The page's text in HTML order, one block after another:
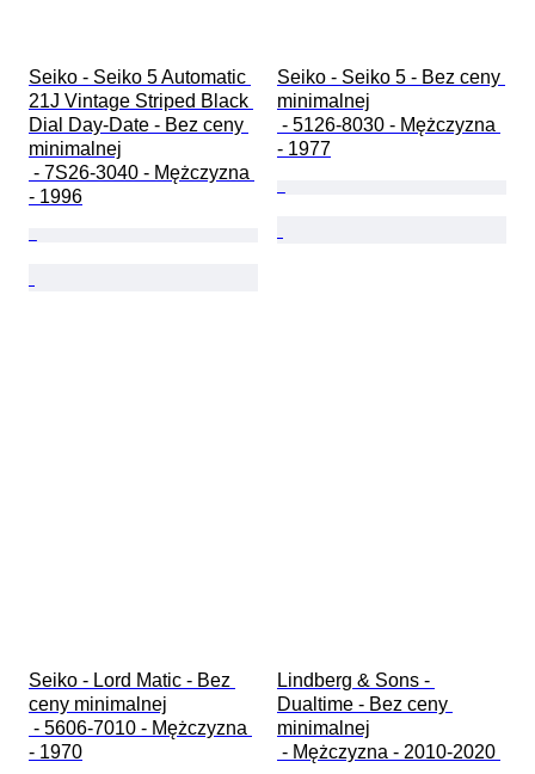
Seiko - Seiko 5 Automatic
21J Vintage Striped Black
Dial Day-Date - Bez ceny
minimalnej
- 1996
Seiko - Seiko 5 - Bez ceny
minimalnej
- 1977
Seiko - Lord Matic - Bez
ceny minimalnej
- 1970
Lindberg & Sons -
Dualtime - Bez ceny
minimalnej
- Mężczyzna - 2010-2020